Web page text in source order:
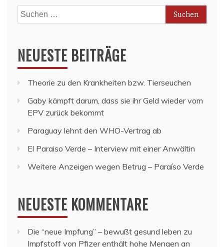
Suchen
nach:
NEUESTE BEITRÄGE
Theorie zu den Krankheiten bzw. Tierseuchen
Gaby kämpft darum, dass sie ihr Geld wieder vom
EPV zurück bekommt
Paraguay lehnt den WHO-Vertrag ab
El Paraiso Verde – Interview mit einer Anwältin
Weitere Anzeigen wegen Betrug – Paraíso Verde
NEUESTE KOMMENTARE
Die “neue Impfung” – bewußt gesund leben zu
Impfstoff von Pfizer enthält hohe Mengen an